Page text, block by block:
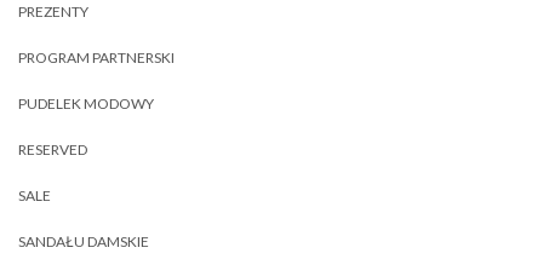
PREZENTY
PROGRAM PARTNERSKI
PUDELEK MODOWY
RESERVED
SALE
SANDAŁU DAMSKIE